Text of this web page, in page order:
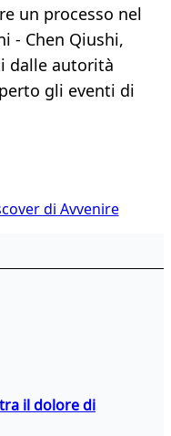
un processo nel
- Chen Qiushi,
dalle autorità
gli eventi di
di Avvenire
il dolore di